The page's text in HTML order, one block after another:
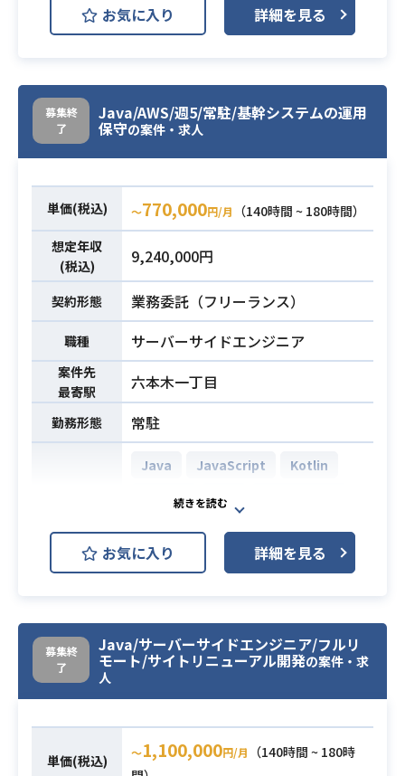
物流管理システムのハードウェア／
援業務。
ハードウェア/ミドルウェア更新に伴
い、新環境を構築中です。
施、本番移行の実施を担当頂きま
す。
ムへ引き継ぎのため、運用手順書の
整備や検証、必要に応じてツールの
作成、修正などを担当頂きます。
・データ移行経験、または、移行に
・Linux（Teraterm）や、Shell、SQ
L（PL/SQL含む）を利用して移行を
実施するため、
各種基本操作が理解、実施でき、
が行えること
・Linuxの各種コマンドの操作経験が
あること
（cp/tar/chmod/chown/vi/find/gr
本的な使い方、オプションを把握し
ていること）
・OracleもしくはDB2のダンプロー
お気に入り 詳細を見る
募集終
了
Java/AWS/週5/常駐/基幹システムの運用
保守の案件・求人
単価(税込) 〜770,000円/月
（140時間 ~ 180時間）
想定年収
(税込)
9,240,000円
契約形態 業務委託（フリーランス）
職種 サーバーサイドエンジニア
案件先
最寄駅
六本木一丁目
勤務形態 常駐
開発環境
Java JavaScript
Kotlin
Python
SQL
MySQL
Oracle Database
AWS Lambda
Apache Tomcat
Jenkins
JIRA
Slack
Terraform
Confluence
業務内容
クライアント全事業に関わる決済プ
ラットフォームシステムや就労/人事/
給与管理システム、
グループの主軸事業のひとつである
お気に入り 詳細を見る
募集終
了
Java/サーバーサイドエンジニア/フルリ
モート/サイトリニューアル開発の案件・求
人
単価(税込) 〜1,100,000円/月
（140時間 ~ 180時